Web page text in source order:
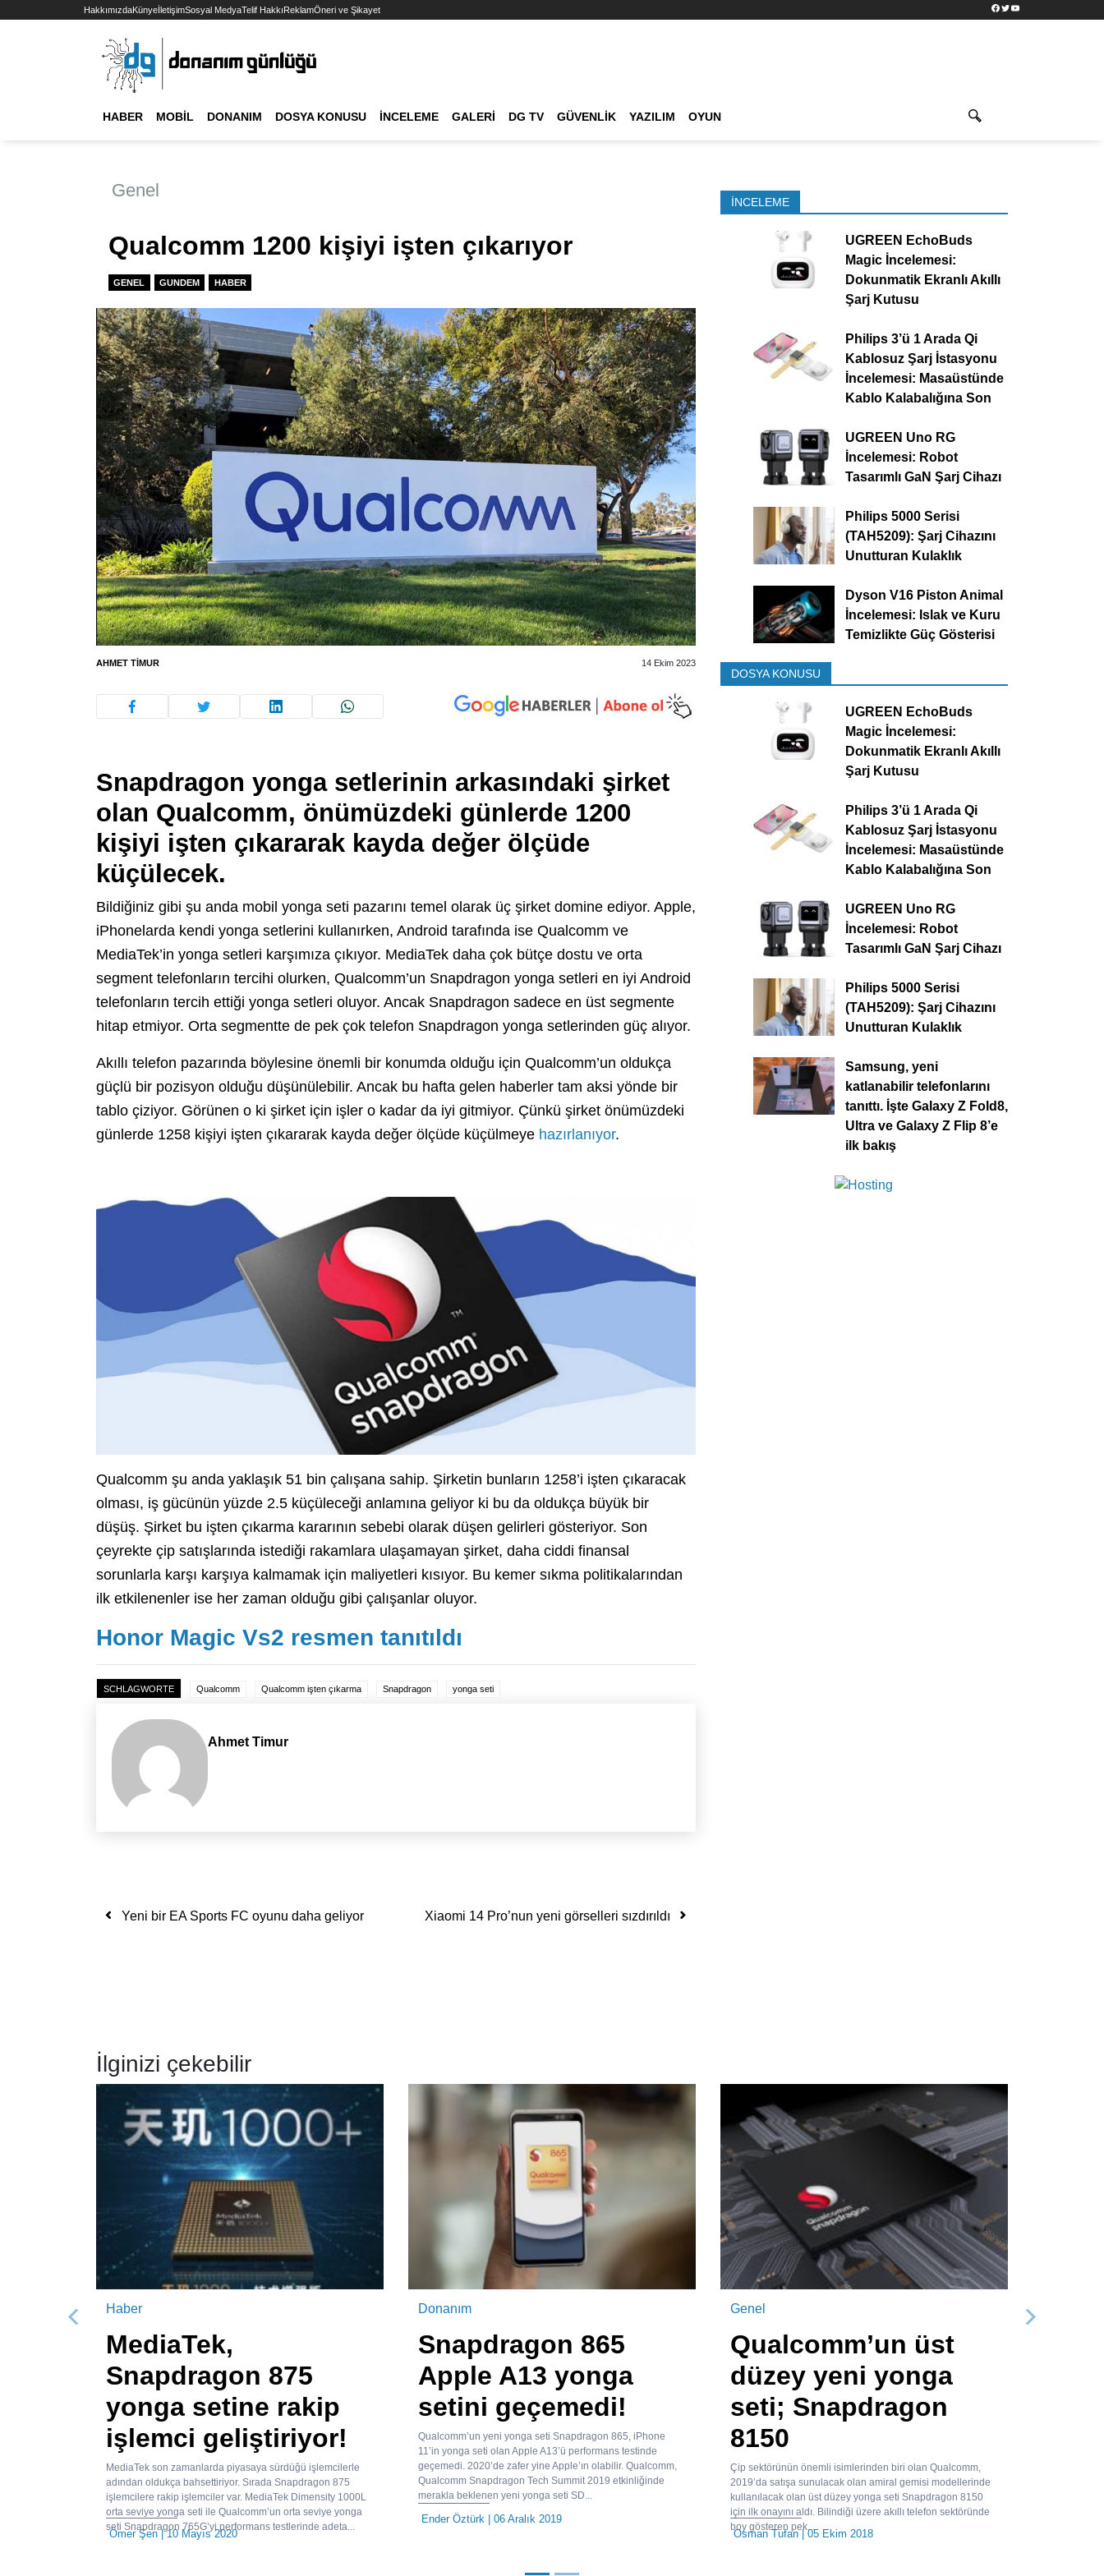
HakkımızdaKünyeİletişimSosyal MedyaTelif HakkıReklamÖneri ve Şikayet Facebook
TwitterYouTube
HABER MOBIL DONANIM DOSYA KONUSU İNCELEME GALERI DG TV GÜVENLIK YAZILIM OYUN
Genel
Qualcomm 1200 kişiyi işten çıkarıyor
GENEL GUNDEM HABER
AHMET TIMUR 14 Ekim 2023
Snapdragon yonga setlerinin arkasındaki şirket
olan Qualcomm, önümüzdeki günlerde 1200
kişiyi işten çıkararak kayda değer ölçüde
küçülecek.
Bildiğiniz gibi şu anda mobil yonga seti pazarını temel olarak üç şirket domine ediyor. Apple,
iPhonelarda kendi yonga setlerini kullanırken, Android tarafında ise Qualcomm ve
MediaTek’in yonga setleri karşımıza çıkıyor. MediaTek daha çok bütçe dostu ve orta
segment telefonların tercihi olurken, Qualcomm’un Snapdragon yonga setleri en iyi Android
telefonların tercih ettiği yonga setleri oluyor. Ancak Snapdragon sadece en üst segmente
hitap etmiyor. Orta segmentte de pek çok telefon Snapdragon yonga setlerinden güç alıyor.
Akıllı telefon pazarında böylesine önemli bir konumda olduğu için Qualcomm’un oldukça
güçlü bir pozisyon olduğu düşünülebilir. Ancak bu hafta gelen haberler tam aksi yönde bir
tablo çiziyor. Görünen o ki şirket için işler o kadar da iyi gitmiyor. Çünkü şirket önümüzdeki
günlerde 1258 kişiyi işten çıkararak kayda değer ölçüde küçülmeye hazırlanıyor.
Qualcomm şu anda yaklaşık 51 bin çalışana sahip. Şirketin bunların 1258’i işten çıkaracak
olması, iş gücünün yüzde 2.5 küçüleceği anlamına geliyor ki bu da oldukça büyük bir
düşüş. Şirket bu işten çıkarma kararının sebebi olarak düşen gelirleri gösteriyor. Son
çeyrekte çip satışlarında istediği rakamlara ulaşamayan şirket, daha ciddi finansal
sorunlarla karşı karşıya kalmamak için maliyetleri kısıyor. Bu kemer sıkma politikalarından
ilk etkilenenler ise her zaman olduğu gibi çalışanlar oluyor.
Honor Magic Vs2 resmen tanıtıldı
SCHLAGWORTE Qualcomm Qualcomm işten çıkarma Snapdragon yonga seti
Ahmet Timur
Yazı dolaşımı
Yeni bir EA Sports FC oyunu daha geliyor Xiaomi 14 Pro’nun yeni görselleri sızdırıldı
İNCELEME
UGREEN EchoBuds
Magic İncelemesi:
Dokunmatik Ekranlı Akıllı
Şarj Kutusu
Philips 3’ü 1 Arada Qi
Kablosuz Şarj İstasyonu
İncelemesi: Masaüstünde
Kablo Kalabalığına Son
UGREEN Uno RG
İncelemesi: Robot
Tasarımlı GaN Şarj Cihazı
Philips 5000 Serisi
(TAH5209): Şarj Cihazını
Unutturan Kulaklık
Dyson V16 Piston Animal
İncelemesi: Islak ve Kuru
Temizlikte Güç Gösterisi
DOSYA KONUSU
UGREEN EchoBuds
Magic İncelemesi:
Dokunmatik Ekranlı Akıllı
Şarj Kutusu
Philips 3’ü 1 Arada Qi
Kablosuz Şarj İstasyonu
İncelemesi: Masaüstünde
Kablo Kalabalığına Son
UGREEN Uno RG
İncelemesi: Robot
Tasarımlı GaN Şarj Cihazı
Philips 5000 Serisi
(TAH5209): Şarj Cihazını
Unutturan Kulaklık
Samsung, yeni
katlanabilir telefonlarını
tanıttı. İşte Galaxy Z Fold8,
Ultra ve Galaxy Z Flip 8’e
ilk bakış
İlginizi çekebilir
Haber
MediaTek,
Snapdragon 875
yonga setine rakip
işlemci geliştiriyor!
MediaTek son zamanlarda piyasaya sürdüğü işlemcilerle
adından oldukça bahsettiriyor. Sırada Snapdragon 875
işlemcilere rakip işlemciler var. MediaTek Dimensity 1000L
orta seviye yonga seti ile Qualcomm’un orta seviye yonga
seti Snapdragon 765G’yi performans testlerinde adeta...
Ömer Şen| 10 Mayıs 2020
Donanım
Snapdragon 865
Apple A13 yonga
setini geçemedi!
Qualcomm’un yeni yonga seti Snapdragon 865, iPhone
11’in yonga seti olan Apple A13’ü performans testinde
geçemedi. 2020’de zafer yine Apple’ın olabilir. Qualcomm,
Qualcomm Snapdragon Tech Summit 2019 etkinliğinde
merakla beklenen yeni yonga seti SD...
Ender Öztürk | 06 Aralık 2019
Genel
Qualcomm’un üst
düzey yeni yonga
seti; Snapdragon
8150
Çip sektörünün önemli isimlerinden biri olan Qualcomm,
2019’da satışa sunulacak olan amiral gemisi modellerinde
kullanılacak olan üst düzey yonga seti Snapdragon 8150
için ilk onayını aldı. Bilindiği üzere akıllı telefon sektöründe
boy gösteren pek...
Osman Tufan| 05 Ekim 2018
Önceki Sonraki